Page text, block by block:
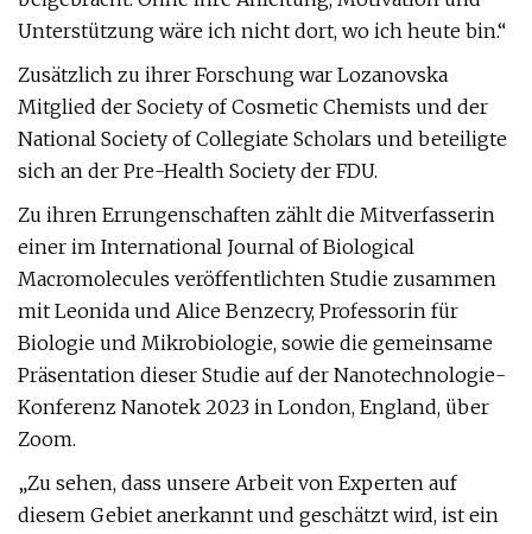
Unterstützung wäre ich nicht dort, wo ich heute bin.“
Zusätzlich zu ihrer Forschung war Lozanovska
Mitglied der Society of Cosmetic Chemists und der
National Society of Collegiate Scholars und beteiligte
sich an der Pre-Health Society der FDU.
Zu ihren Errungenschaften zählt die Mitverfasserin
einer im International Journal of Biological
Macromolecules veröffentlichten Studie zusammen
mit Leonida und Alice Benzecry, Professorin für
Biologie und Mikrobiologie, sowie die gemeinsame
Präsentation dieser Studie auf der Nanotechnologie-
Konferenz Nanotek 2023 in London, England, über
Zoom.
„Zu sehen, dass unsere Arbeit von Experten auf
diesem Gebiet anerkannt und geschätzt wird, ist ein